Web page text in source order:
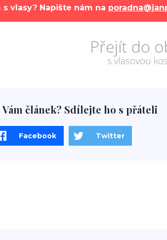
vlasy? Napište nám na
článek? Sdílejte ho s přáteli
Facebook Twitter